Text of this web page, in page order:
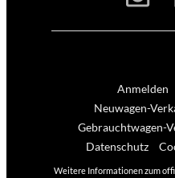
Anmelden
Neuwagen-
Gebrauchtwagen-
Datenschutz
Weitere Informationen zum